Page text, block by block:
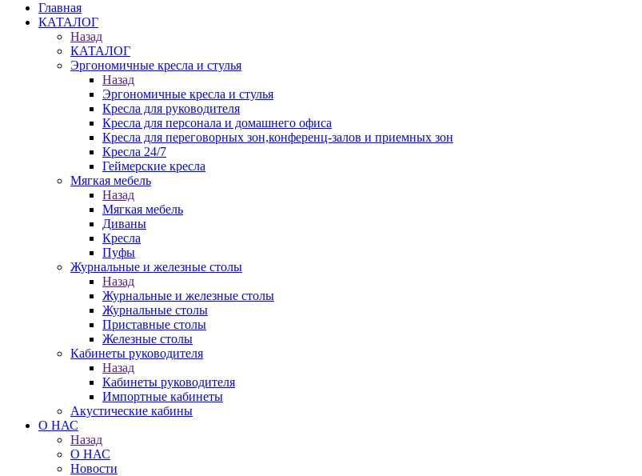
Главная
КАТАЛОГ
Назад
КАТАЛОГ
Эргономичные кресла и стулья
Назад
Эргономичные кресла и стулья
Кресла для руководителя
Кресла для персонала и домашнего офиса
Кресла для переговорных зон,конференц-залов и приемных зон
Кресла 24/7
Геймерские кресла
Мягкая мебель
Назад
Мягкая мебель
Диваны
Кресла
Пуфы
Журнальные и железные столы
Назад
Журнальные и железные столы
Журнальные столы
Приставные столы
Железные столы
Кабинеты руководителя
Назад
Кабинеты руководителя
Импортные кабинеты
Акустические кабины
О НАС
Назад
О НАС
Новости